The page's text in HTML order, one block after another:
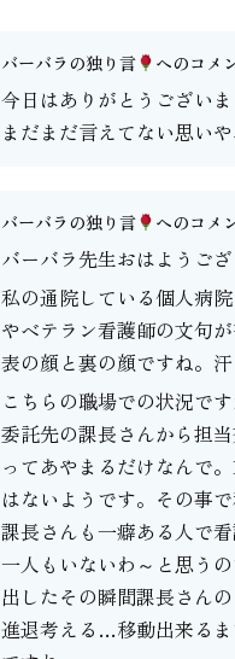
バーバラの独り言 へのコメ
今日はありがとうございま
まだまだ言えてない思い
バーバラの独り言 へのコメ
バーバラ先生おはようござ
私の通院している個人病
やベテラン看護師の文句
表の顔と裏の顔ですね。汗
こちらの職場での状況で
委託先の課長さんから担
ってあやまるだけなんで
はないようです。その事
課長さんも一癖ある人で
一人もいないわ～と思う
出したその瞬間課長さん
進退考える…移動出来るま